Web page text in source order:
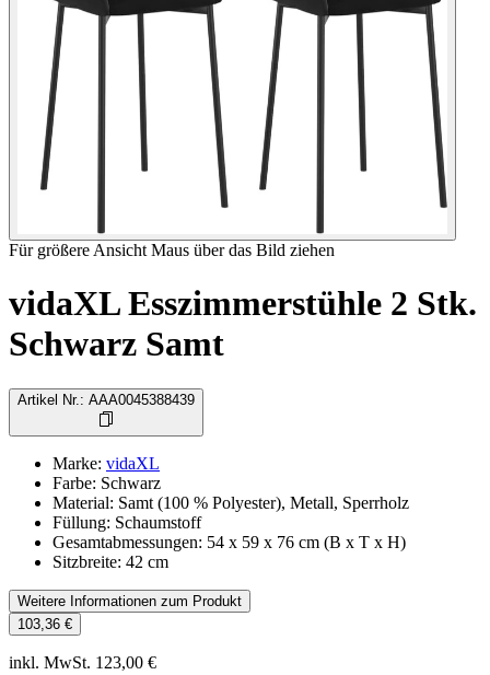
Für größere Ansicht Maus über das Bild ziehen
vidaXL Esszimmerstühle 2 Stk.
Schwarz Samt
Artikel Nr. : AAA0045388439
Marke: vidaXL
Farbe: Schwarz
Material: Samt (100 % Polyester), Metall, Sperrholz
Füllung: Schaumstoff
Gesamtabmessungen: 54 x 59 x 76 cm (B x T x H)
Sitzbreite: 42 cm
Weitere Informationen zum Produkt
103,36 €
inkl. MwSt. 123,00 €